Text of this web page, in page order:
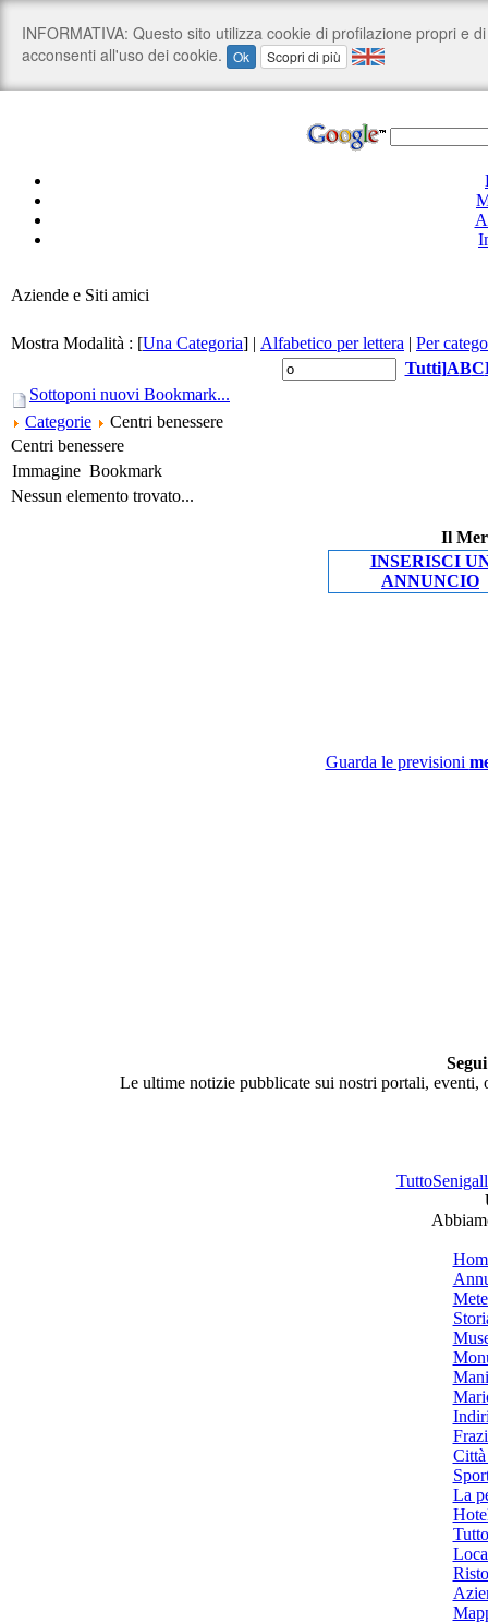
Aziende e Siti amici
Mostra Modalità : [Una Categoria] | Alfabetico per lettera | Per
Tutti]ABC
Sottoponi nuovi Bookmark...
Categorie
Centri benessere
Centri benessere
Immagine Bookmark
Nessun elemento trovato...
Il
INSERISCI
ANNUNCIO
Guarda le previsioni
Le ultime notizie pubblicate sui nostri portali,
Città
La